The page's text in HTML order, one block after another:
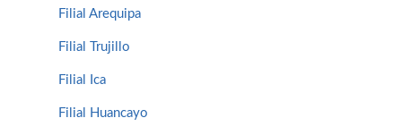
Filial Arequipa
Filial Trujillo
Filial Ica
Filial Huancayo